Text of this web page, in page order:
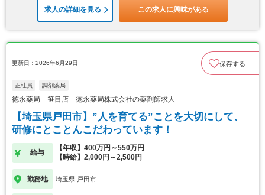
求人の詳細を見る この求人に興味がある
更新日：2026年6月29日 保存する
正社員 調剤薬局
徳永薬局 笹目店 徳永薬局株式会社の薬剤師求人
【埼玉県戸田市】”人を育てる”ことを大切にして、
研修にとことんこだわっています！
給与
【年収】400万円～550万円
【時給】2,000円～2,500円
勤務地 埼玉県 戸田市